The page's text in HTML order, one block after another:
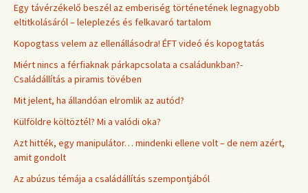
Egy távérzékelő beszél az emberiség történetének legnagyobb
eltitkolásáról – leleplezés és felkavaró tartalom
Kopogtass velem az ellenállásodra! ÉFT videó és kopogtatás
Miért nincs a férfiaknak párkapcsolata a családunkban?-
Családállítás a piramis tövében
Mit jelent, ha állandóan elromlik az autód?
Külföldre költöztél? Mi a valódi oka?
Azt hitték, egy manipulátor… mindenki ellene volt – de nem azért,
amit gondolt
Az abúzus témája a családállítás szempontjából